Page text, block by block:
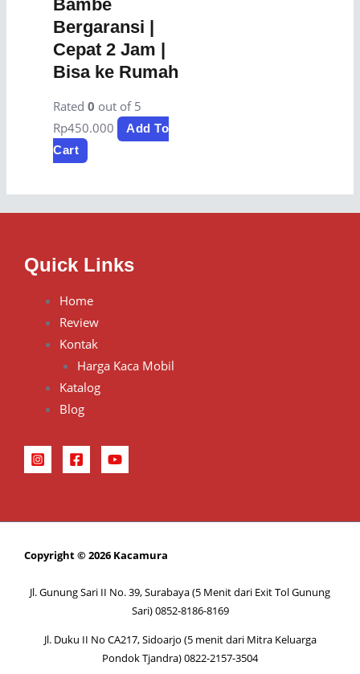
Bambe
Bergaransi |
Cepat 2 Jam |
Bisa ke Rumah
Rated0 out of 5
Rp450.000
Add To
Cart
Quick Links
Home
Review
Kontak
Harga Kaca Mobil
Katalog
Blog
Copyright © 2026 Kacamura
Jl. Gunung Sari II No. 39, Surabaya (5 Menit dari Exit Tol Gunung
Sari) 0852-8186-8169
Jl. Duku II No CA217, Sidoarjo (5 menit dari Mitra Keluarga
Pondok Tjandra) 0822-2157-3504